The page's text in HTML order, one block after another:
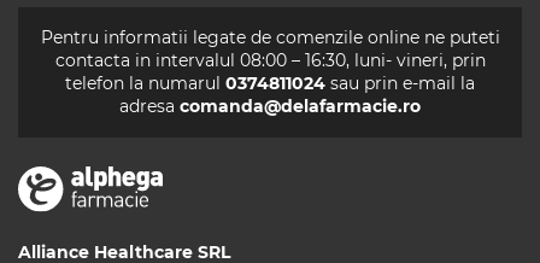
Pentru informatii legate de comenzile online ne puteti
contacta in intervalul 08:00 – 16:30, luni- vineri, prin
telefon la numarul 0374811024 sau prin e-mail la
adresa comanda@delafarmacie.ro
Alliance Healthcare SRL